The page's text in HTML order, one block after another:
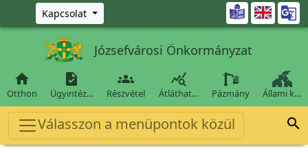
Ugrás a fő tartalomra
Kapcsolat 
Józsefvárosi Önkormányzat

Otthon

Ügyintéz…

Részvétel

Átláthat… Pázmány Állami k…
Válasszon a menüpontok közül 